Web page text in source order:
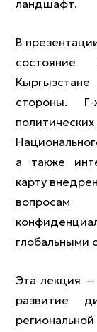
ландшафт.
В
состояние
стороны.
а также
карту
глобальными
Эта лекция
развитие